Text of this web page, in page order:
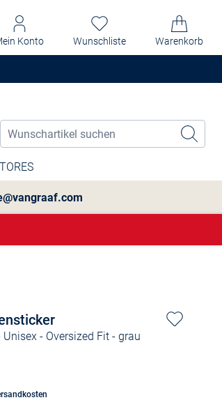
Konto Wunschliste Warenkorb
Unisex - Oversized Fit- grau